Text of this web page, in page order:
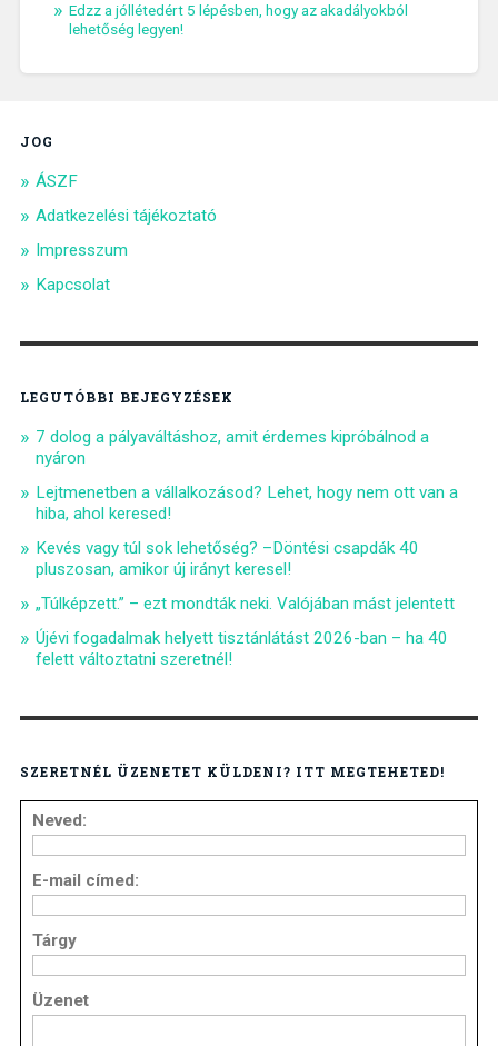
Edzz a jóllétedért 5 lépésben, hogy az akadályokból
lehetőség legyen!
JOG
ÁSZF
Adatkezelési tájékoztató
Impresszum
Kapcsolat
LEGUTÓBBI BEJEGYZÉSEK
7 dolog a pályaváltáshoz, amit érdemes kipróbálnod a
nyáron
Lejtmenetben a vállalkozásod? Lehet, hogy nem ott van a
hiba, ahol keresed!
Kevés vagy túl sok lehetőség? –Döntési csapdák 40
pluszosan, amikor új irányt keresel!
„Túlképzett.” – ezt mondták neki. Valójában mást jelentett
Újévi fogadalmak helyett tisztánlátást 2026-ban – ha 40
felett változtatni szeretnél!
SZERETNÉL ÜZENETET KÜLDENI? ITT MEGTEHETED!
Neved:
E-mail címed:
Tárgy
Üzenet